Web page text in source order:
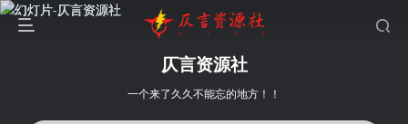
仄言资源社
一个来了久久不能忘的地方！！